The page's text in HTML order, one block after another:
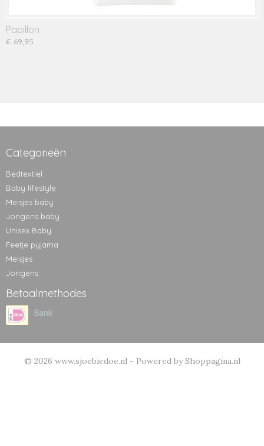
Papillon
€ 69,95
Categorieën
Bedtextiel
Baby lifestyle
Meisjes baby
Jongens baby
Unisex Baby
Feetje pyjama
Meisjes
Jongens
Betaalmethodes
© 2026 www.sjoebiedoe.nl - Powered by Shoppagina.nl